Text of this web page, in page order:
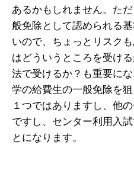
あるかもしれません。た
般免除として認められる
いので、ちょっとリスク
はどういうところを受け
法で受けるか？も重要に
学の給費生の一般免除を
１つではありますし、他
ですし、センター利用入
とになります。